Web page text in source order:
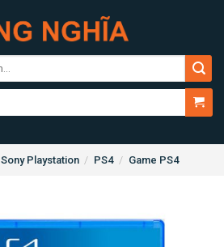
Sony Playstation / PS4 / Game PS4